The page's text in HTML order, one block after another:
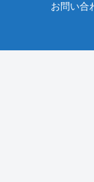
お問い合